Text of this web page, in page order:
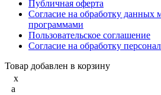
Публичная оферта
Согласие на обработку данных
программами
Пользовательское соглашение
Согласие на обработку
Товар добавлен в корзину
x
a